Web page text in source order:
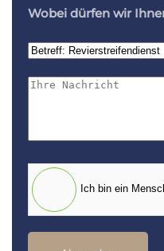
Wobei dürfen wir
Ich bin ein